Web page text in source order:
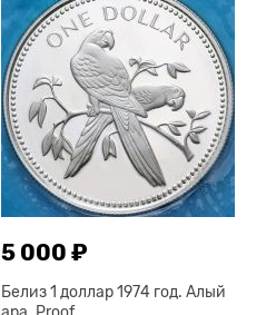
5 000 ₽
Белиз 1 доллар 1974 год. Алый